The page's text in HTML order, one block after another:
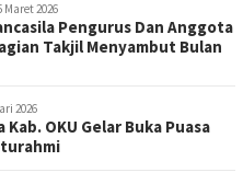
Maret 2026
Pengurus Dan Anggota
Takjil Menyambut Bulan
2026
Kab. OKU Gelar Buka Puasa